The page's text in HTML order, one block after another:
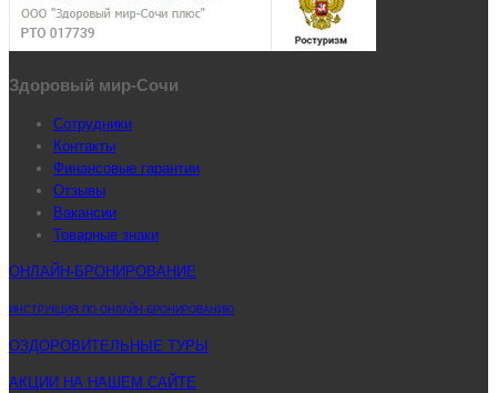
Здоровый мир-Сочи
Сотрудники
Контакты
Финансовые гарантии
Отзывы
Вакансии
Товарные знаки
ОНЛАЙН-БРОНИРОВАНИЕ
ИНСТРУКЦИЯ ПО ОНЛАЙН-БРОНИРОВАНИЮ
ОЗДОРОВИТЕЛЬНЫЕ ТУРЫ
АКЦИИ НА НАШЕМ САЙТЕ